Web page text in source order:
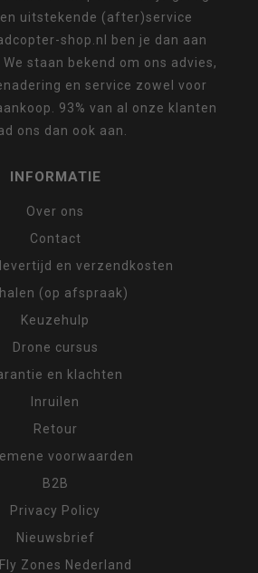
uitstekende (after)service
shop.nl ben je dan aan
staan bekend om ons advies,
en service zowel voor
93% van al onze klanten
ons dan ook aan.
INFORMATIE
Over ons
Contact
en verzendkosten
(op afspraak)
Keuzehulp
Drone cursus
en klachten
Inruilen
Retour
voorwaarden
B2B
Privacy Policy
Nieuwsbrief
Zones Nederland